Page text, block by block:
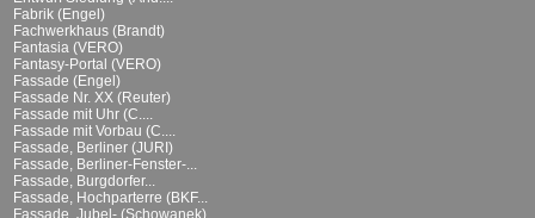
Fabrik (Engel)
Fachwerkhaus (Brandt)
Fantasia (VERO)
Fantasy-Portal (VERO)
Fassade (Engel)
Fassade Nr. XX (Reuter)
Fassade mit Uhr (C....
Fassade mit Vorbau (C....
Fassade, Berliner (JURI)
Fassade, Berliner-Fenster-...
Fassade, Burgdorfer...
Fassade, Hochparterre (BKF...
Fassade, Jubel- (Schowanek)